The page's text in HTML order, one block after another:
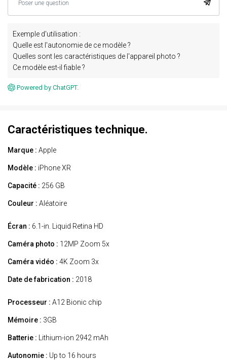
Exemple d'utilisation :
Quelle est l'autonomie de ce modèle ?
Quelles sont les caractéristiques de l'appareil photo ?
Ce modèle est-il fiable ?
Powered by ChatGPT.
Caractéristiques technique.
Marque : Apple
Modèle : iPhone XR
Capacité : 256 GB
Couleur : Aléatoire
Écran : 6.1-in. Liquid Retina HD
Caméra photo : 12MP Zoom 5x
Caméra vidéo : 4K Zoom 3x
Date de fabrication : 2018
Processeur : A12 Bionic chip
Mémoire : 3GB
Batterie : Lithium-ion 2942 mAh
Autonomie : Up to 16 hours